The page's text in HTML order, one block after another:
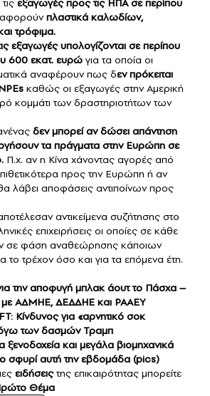
εξαγωγές προς τις ΗΠΑ σε περίπου
πλαστικά καλωδίων,
τρόφιμα.
εξαγωγές υπολογίζονται σε περίπου
600 εκατ. ευρώ για τα οποία οι
αναφέρουν πως δεν πρόκειται
καθώς οι εξαγωγές στην Αμερική
κομμάτι των δραστηριοτήτων των
δεν μπορεί αν δώσει απάντηση
τα πράγματα στην Ευρώπη σε
Π.χ. αν η Κίνα χάνοντας αγορές από
προς την Ευρώπη ή αν
λάβει αποφάσεις αντιποίνων προς
αντικείμενα συζήτησης στο
επιχειρήσεις οι οποίες σε κάθε
σε φάση αναθεώρησης κάποιων
το τρέχον όσο και για τα επόμενα έτη.
την αποφυγή μπλακ άουτ το Πάσχα –
ΑΔΜΗΕ, ΔΕΔΔΗΕ και ΡΑΑΕΥ
Κίνδυνος για «αρνητικό σοκ
των δασμών Τραμπ
ξενοδοχεία και μεγάλα βιομηχανικά
σφυρί αυτή την εβδομάδα (pics)
ειδήσειςτης επικαιρότητας μπορείτε
Θέμα